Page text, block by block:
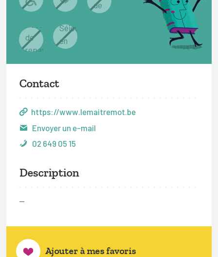
Contact
https://www.lemaitremot.be
Envoyer un e-mail
02 649 05 15
Description
—
Ajouter à mes favoris